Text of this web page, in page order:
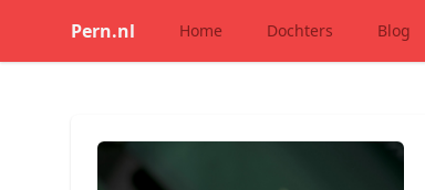
Pern.nl Home Dochters Blog